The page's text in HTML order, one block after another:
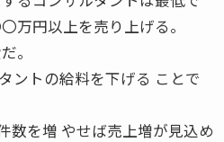
万円以上を売り上げる。
。
ントの給料を下げる ことで
数を増 やせば売上増が見込め